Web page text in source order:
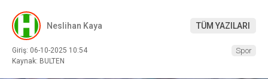
Neslihan Kaya TÜM YAZILARI
Giriş: 06-10-2025 10:54
Kaynak: BULTEN
Spor